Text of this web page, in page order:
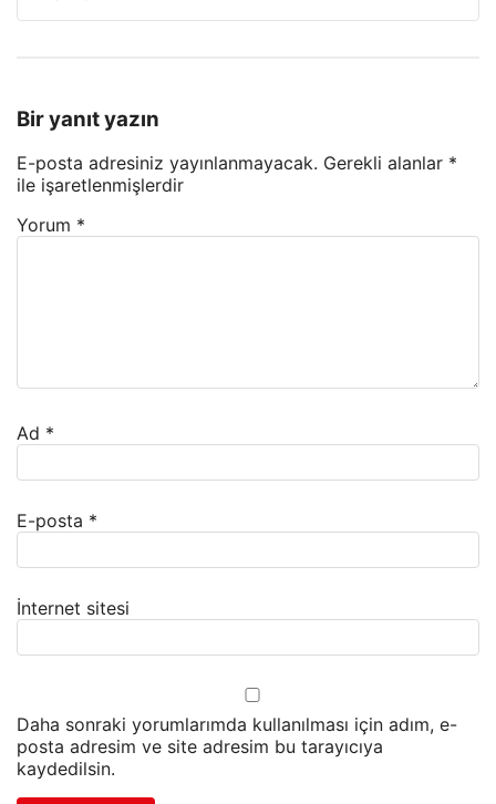
Bir yanıt yazın
E-posta adresiniz yayınlanmayacak. Gerekli alanlar *
ile işaretlenmişlerdir
Yorum *
Ad *
E-posta *
İnternet sitesi
Daha sonraki yorumlarımda kullanılması için adım, e-
posta adresim ve site adresim bu tarayıcıya
kaydedilsin.